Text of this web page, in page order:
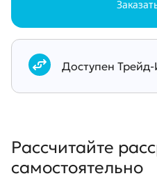
Документы
Доступен
Рассчитайте
самостоятельно